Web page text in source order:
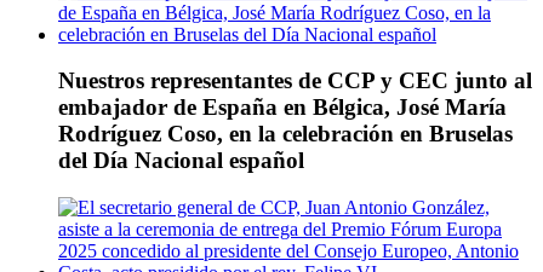
Nuestros representantes de CCP y CEC junto al
embajador de España en Bélgica, José María
Rodríguez Coso, en la celebración en Bruselas
del Día Nacional español